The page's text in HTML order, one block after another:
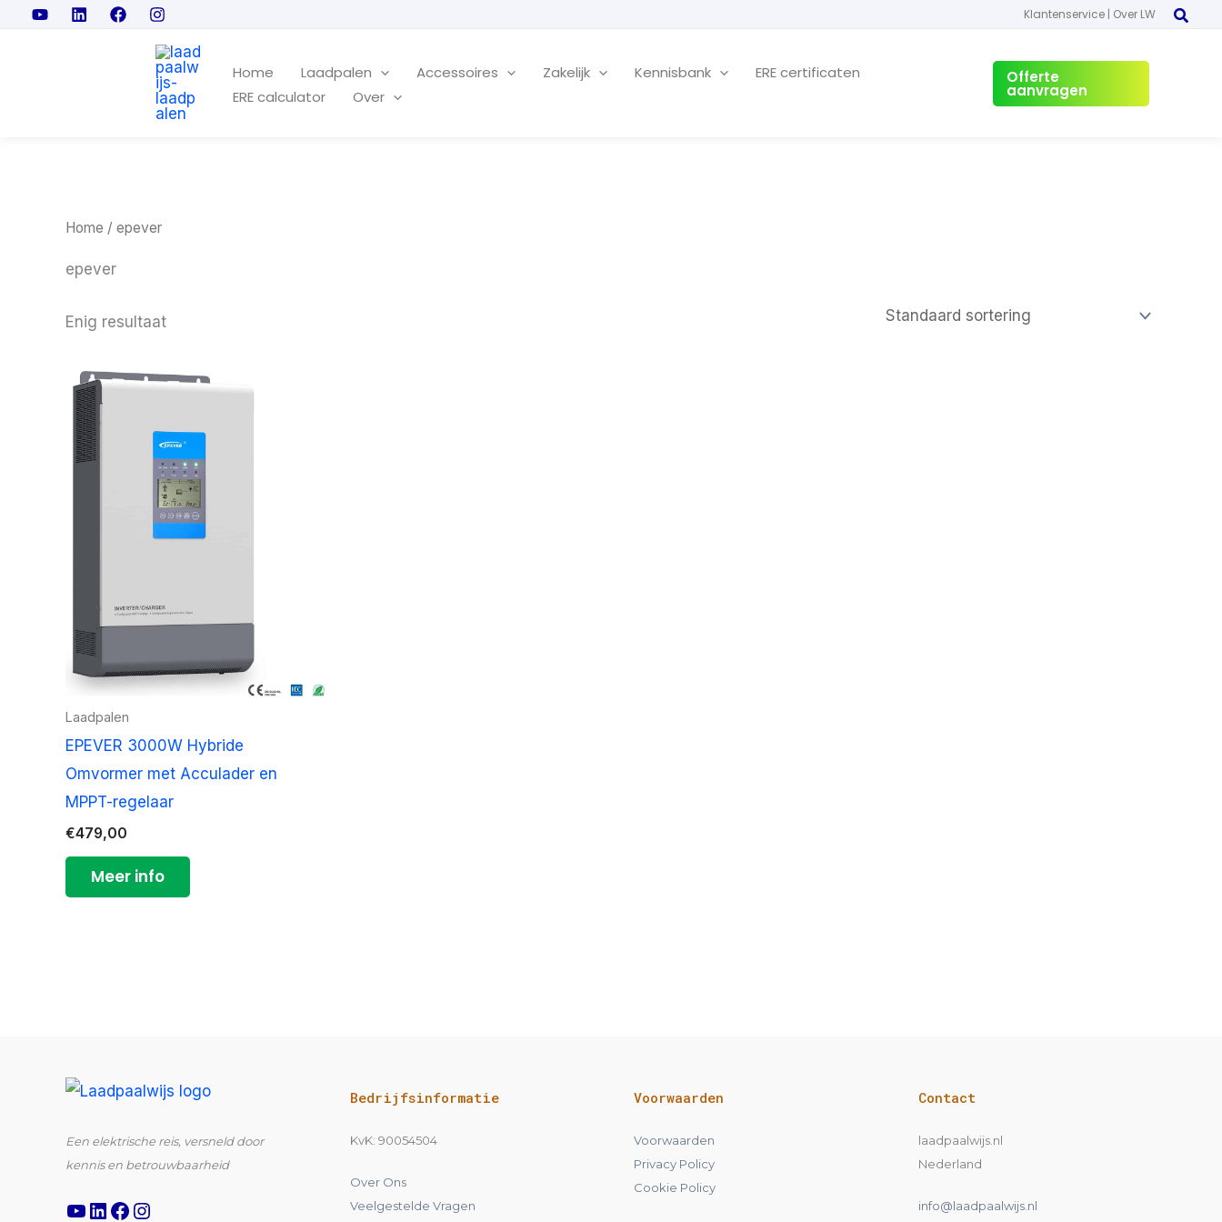
Klantenservice | Over LW
Home Laadpalen Accessoires Zakelijk Kennisbank
ERE certificaten
ERE calculator
Over
Offerte
aanvragen
Home / epever
epever
Enig resultaat
Laadpalen
EPEVER 3000W Hybride
Omvormer met Acculader en
MPPT-regelaar
€479,00
Meer info
Een elektrische reis, versneld door
kennis en betrouwbaarheid
YouTube
Bedrijfsinformatie
KvK: 90054504
Over Ons
Veelgestelde Vragen
Voorwaarden
Voorwaarden
Privacy Policy
Cookie Policy
Contact
laadpaalwijs.nl
Nederland
info@laadpaalwijs.nl